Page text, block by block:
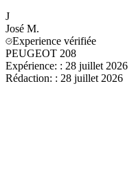
J
José M.
Experience vérifiée
PEUGEOT 208
Expérience: : 28 juillet 2026
Rédaction: : 28 juillet 2026